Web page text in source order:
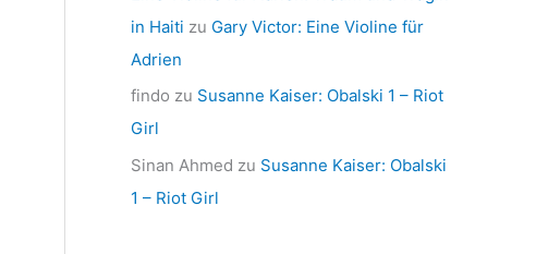
in Haiti zu Gary Victor: Eine Violine für
Adrien
findo zu Susanne Kaiser: Obalski 1 – Riot
Girl
Sinan Ahmed zu Susanne Kaiser: Obalski
1 – Riot Girl